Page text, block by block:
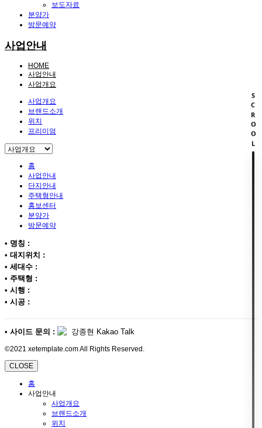
보도자료
분양가
방문예약
사업안내
HOME
사업안내
사업개요
사업개요
브랜드소개
위치
프리미엄
홈
사업안내
단지안내
주택형안내
홍보센터
분양가
방문예약
• 명칭 :
• 대지위치 :
• 세대수 :
• 주택형 :
• 시행 :
• 시공 :
• 사이드 문의 : 강종현 Kakao Talk
©2021 xetemplate.com All Rights Reserved.
CLOSE
홈
사업안내
사업개요
브랜드소개
위치
SCROOL